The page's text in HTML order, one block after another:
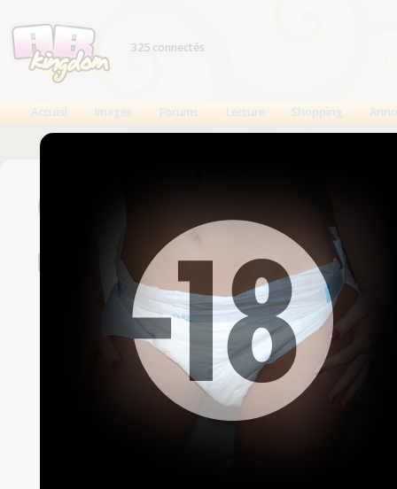
325 connectés
Accueil Images Forums Lecture Shopping
Connexion
Un compte est
Nom d'utilisateur
Mot de passe